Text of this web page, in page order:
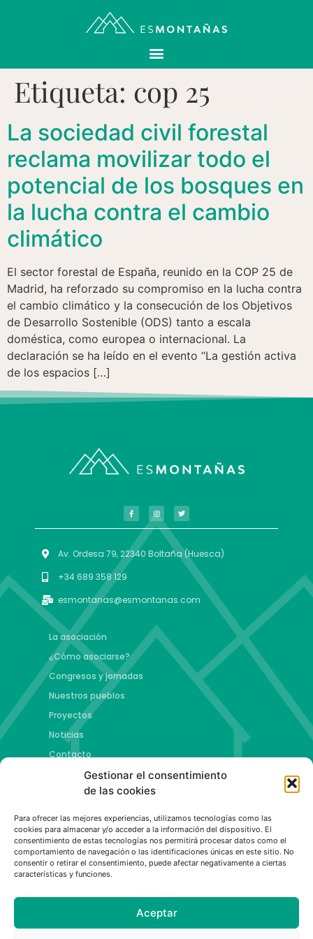
Gestionar el consentimiento
de las cookies
Para ofrecer las mejores experiencias, utilizamos tecnologías como las
cookies para almacenar y/o acceder a la información del dispositivo. El
consentimiento de estas tecnologías nos permitirá procesar datos como el
comportamiento de navegación o las identificaciones únicas en este sitio. No
consentir o retirar el consentimiento, puede afectar negativamente a ciertas
características y funciones.
Aceptar
Etiqueta: cop 25
La sociedad civil forestal
reclama movilizar todo el
potencial de los bosques en
la lucha contra el cambio
climático
El sector forestal de España, reunido en la COP 25 de
Madrid, ha reforzado su compromiso en la lucha contra
el cambio climático y la consecución de los Objetivos
de Desarrollo Sostenible (ODS) tanto a escala
doméstica, como europea o internacional. La
declaración se ha leído en el evento “La gestión activa
de los espacios […]
Av. Ordesa 79, 22340 Boltaña (Huesca)
+34 689 358 129
esmontanas@esmontanas.com
La asociación
¿Cómo asociarse?
Congresos y jornadas
Nuestros pueblos
Proyectos
Noticias
Contacto
Proyectos
Copa esMontañas
Red de emprendimiento de base tecnológica
Capital Española de las Montañas
Política de privacidad | Aviso legal | Política de cookies